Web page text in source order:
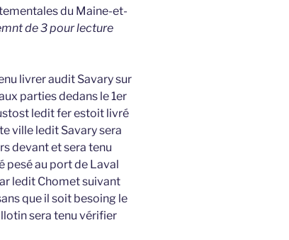
du Maine-et-
de 3 pour lecture
livrer audit Savary sur
parties dedans le 1er
ledit fer estoit livré
ville ledit Savary sera
devant et sera tenu
pesé au port de Laval
ledit Chomet suivant
que il soit besoing le
sera tenu vérifier